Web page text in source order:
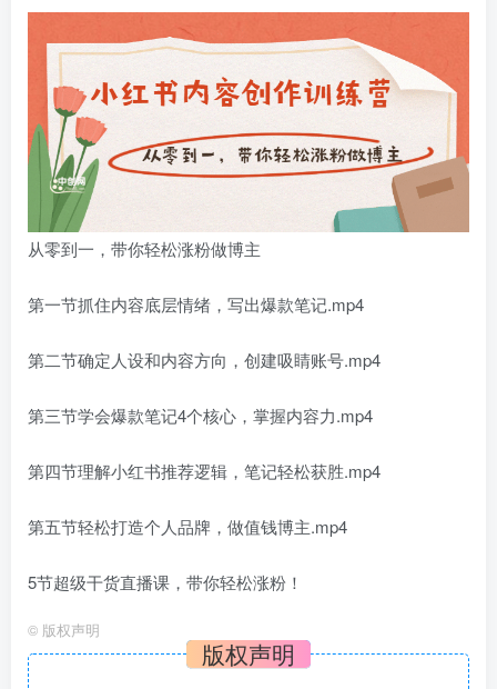
从零到一，带你轻松涨粉做博主
第一节抓住内容底层情绪，写出爆款笔记.mp4
第二节确定人设和内容方向，创建吸睛账号.mp4
第三节学会爆款笔记4个核心，掌握内容力.mp4
第四节理解小红书推荐逻辑，笔记轻松获胜.mp4
第五节轻松打造个人品牌，做值钱博主.mp4
5节超级干货直播课，带你轻松涨粉！
© 版权声明
版权声明